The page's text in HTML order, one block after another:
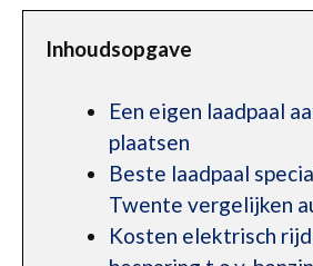
Inhoudsopgave
Een eigen laadpaal
plaatsen
Beste laadpaal
Twente vergelijken
Kosten elektrisch